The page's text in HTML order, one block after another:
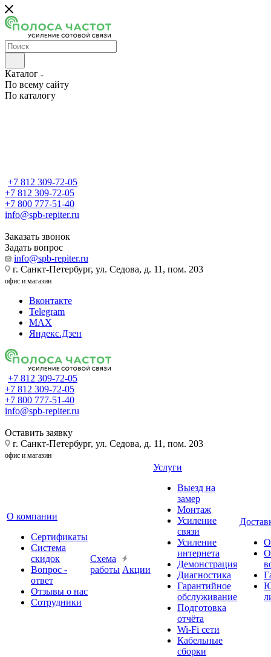
Каталог
По всему сайту
По каталогу
+7 812 309-72-05
+7 812 309-72-05
+7 800 777-51-40
info@spb-repiter.ru
Заказать звонок
Задать вопрос
info@spb-repiter.ru
г. Санкт-Петербург, ул. Седова, д. 11, пом. 203
офис и магазин
Вконтакте
Telegram
MAX
Яндекс.Дзен
+7 812 309-72-05
+7 812 309-72-05
+7 800 777-51-40
info@spb-repiter.ru
Оставить заявку
г. Санкт-Петербург, ул. Седова, д. 11, пом. 203
офис и магазин
О компании
Сертификаты
Система
скидок
Вопрос -
ответ
Отзывы о нас
Сотрудники
Схема
работы Акции
Услуги
Выезд на
замер
Монтаж
Усиление
связи
Усиление
интернета
Демонстрация
Диагностика
Гарантийное
обслуживание
Подготовка
отчёта
Wi-Fi сети
Кабельные
сборки